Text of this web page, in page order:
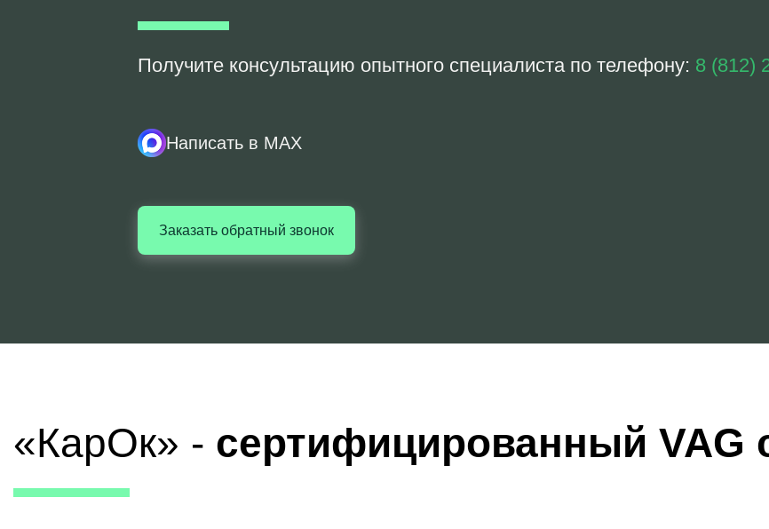
Получите консультацию опытного специалиста по телефону: 8 (812)
Написать в MAX
Заказать обратный звонок
«КарОк» - сертифицированный VAG